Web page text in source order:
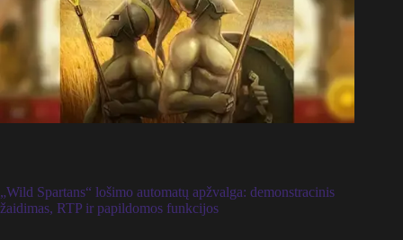
„Wild Spartans“ lošimo automatų apžvalga: demonstracinis
žaidimas, RTP ir papildomos funkcijos